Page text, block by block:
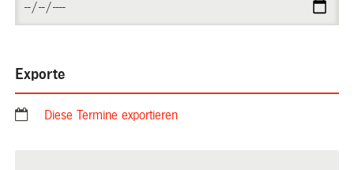
Exporte
Diese Termine exportieren